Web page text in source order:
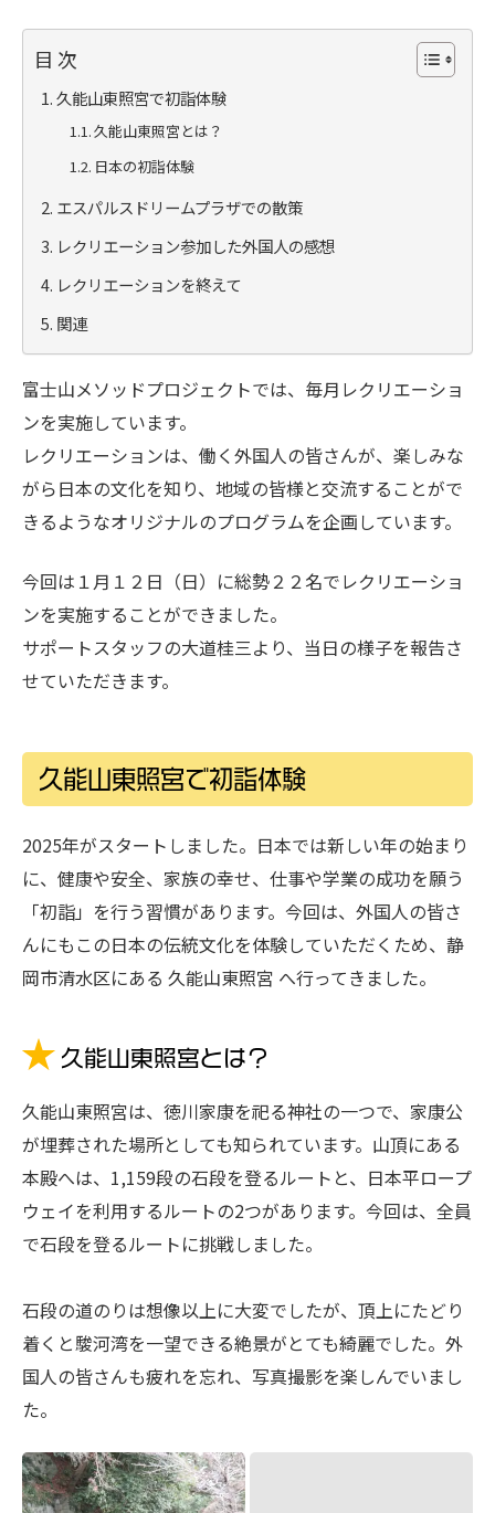
目次
久能山東照宮で初詣体験
久能山東照宮とは？
日本の初詣体験
エスパルスドリームプラザでの散策
レクリエーション参加した外国人の感想
レクリエーションを終えて
関連
富士山メソッドプロジェクトでは、毎月レクリエーショ
ンを実施しています。
レクリエーションは、働く外国人の皆さんが、楽しみな
がら日本の文化を知り、地域の皆様と交流することがで
きるようなオリジナルのプログラムを企画しています。
今回は１月１２日（日）に総勢２２名でレクリエーショ
ンを実施することができました。
サポートスタッフの大道桂三より、当日の様子を報告さ
せていただきます。
久能山東照宮で初詣体験
2025年がスタートしました。日本では新しい年の始まり
に、健康や安全、家族の幸せ、仕事や学業の成功を願う
「初詣」を行う習慣があります。今回は、外国人の皆さ
んにもこの日本の伝統文化を体験していただくため、静
岡市清水区にある 久能山東照宮 へ行ってきました。
久能山東照宮とは？
久能山東照宮は、徳川家康を祀る神社の一つで、家康公
が埋葬された場所としても知られています。山頂にある
本殿へは、1,159段の石段を登るルートと、日本平ロープ
ウェイを利用するルートの2つがあります。今回は、全員
で石段を登るルートに挑戦しました。
石段の道のりは想像以上に大変でしたが、頂上にたどり
着くと駿河湾を一望できる絶景がとても綺麗でした。外
国人の皆さんも疲れを忘れ、写真撮影を楽しんでいまし
た。